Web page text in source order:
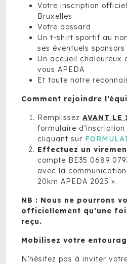
Votre inscription
Bruxelles
Votre dossard
Un t-shirt sportif au
ses éventuels sponsors
Un accueil chaleureux
vous APEDA
Et toute notre
Comment rejoindre
Remplissez AVANT LE
formulaire d’inscription
cliquant sur
Effectuez un
compte BE35 0689
avec la
20km APEDA 2025 ».
NB : Nous ne pourrons
officiellement qu’une
reçu.
Mobilisez votre
N’hésitez pas à inviter